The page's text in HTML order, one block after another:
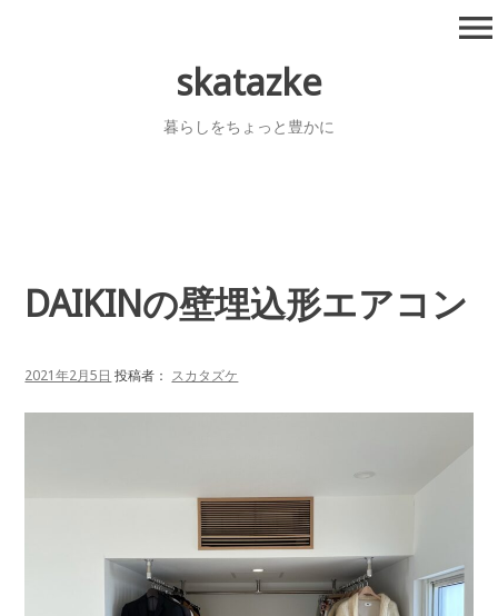
skatazke
暮らしをちょっと豊かに
menu
DAIKINの壁埋込形エアコン
2021年2月5日 投稿者： スカタズケ